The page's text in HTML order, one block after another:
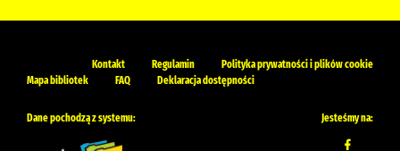
Kontakt Regulamin
Polityka prywatności i plików cookie
Mapa bibliotek
FAQ Deklaracja dostępności
Dane pochodzą z systemu: Jesteśmy na: